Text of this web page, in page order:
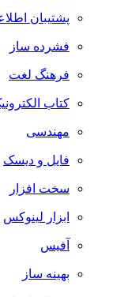
پشتیبان
فشرده ساز
فرهنگ لغت
کتاب
مهندسی
فایل و دیسک
سخت افزار
ابزار لینوکس
آفیس
بهینه ساز